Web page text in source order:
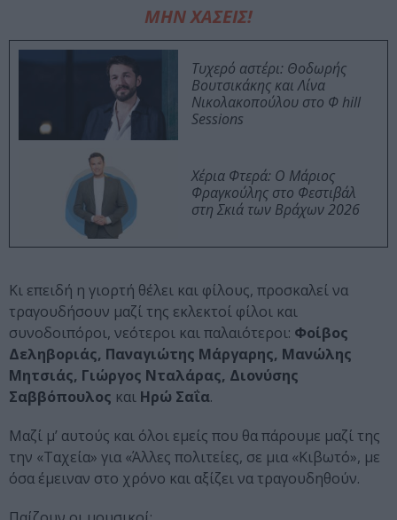
ΜΗΝ ΧΑΣΕΙΣ!
Τυχερό αστέρι: Θοδωρής
Βουτσικάκης και Λίνα
Νικολακοπούλου στο Φ hill
Sessions
Χέρια Φτερά: Ο Μάριος
Φραγκούλης στο Φεστιβάλ
στη Σκιά των Βράχων 2026
Κι επειδή η γιορτή θέλει και φίλους, προσκαλεί να
τραγουδήσουν μαζί της εκλεκτοί φίλοι και
συνοδοιπόροι, νεότεροι και παλαιότεροι: Φοίβος
Δεληβοριάς, Παναγιώτης Μάργαρης, Μανώλης
Μητσιάς, Γιώργος Νταλάρας, Διονύσης
Σαββόπουλος και Ηρώ Σαΐα.
Μαζί μ’ αυτούς και όλοι εμείς που θα πάρουμε μαζί της
την «Ταχεία» για «Άλλες πολιτείες, σε μια «Κιβωτό», με
όσα έμειναν στο χρόνο και αξίζει να τραγουδηθούν.